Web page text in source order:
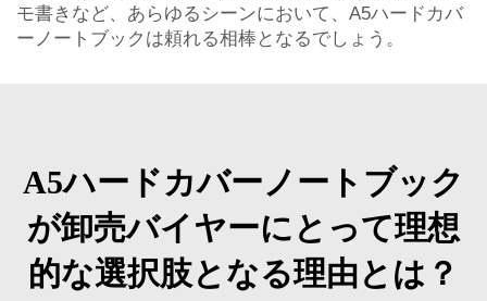
モ書きなど、あらゆるシーンにおいて、A5ハードカバ
ーノートブックは頼れる相棒となるでしょう。
A5ハードカバーノートブック
が卸売バイヤーにとって理想
的な選択肢となる理由とは？